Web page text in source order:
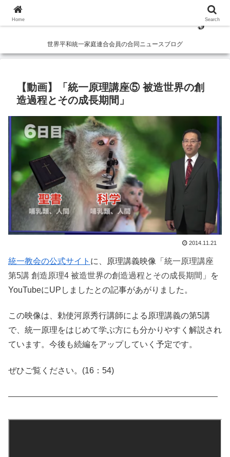
世界平和統一家庭連合会員の合同ニュースブログ
【動画】「統一原理講座⑤ 被造世界の創
造過程とその成長期間」
2014.11.21
統一教会の公式サイト に、原理講義映像「 統一原理講座
第5講 創造原理4 被造世界の創造過程とその成長期間 」を
YouTubeにUPしましたとの記事があがりました。
この映像は、勅使河原秀行講師による原理講義の第5講
で、統一原理をはじめて学ぶ方にも分かりやすく解説され
ています。今後も続編をアップしていく予定です。
ぜひご覧ください。(16：54)
Home Search